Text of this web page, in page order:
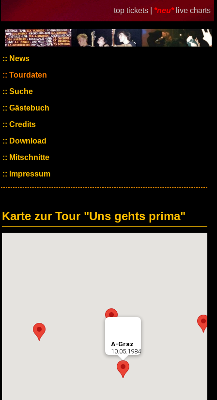
top tickets | *neu* live charts
News
Tourdaten
Suche
Gästebuch
Credits
Download
Mitschnitte
Impressum
Karte zur Tour "Uns gehts prima"
A-Graz -
10.05.1984